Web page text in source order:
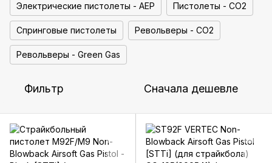
Электрические пистолеты - AEP Пистолеты - CO2
Спринговые пистолеты Револьверы - CO2
Револьверы - Green Gas
Фильтр Сначала дешевле